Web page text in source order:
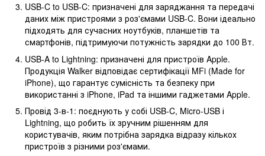
USB-C to USB-C: призначені для заряджання та передачі
даних між пристроями з роз'ємами USB-C. Вони ідеально
підходять для сучасних ноутбуків, планшетів та
смартфонів, підтримуючи потужність зарядки до 100 Вт.
USB-A to Lightning: призначені для пристроїв Apple.
Продукція Walker відповідає сертифікації MFi (Made for
iPhone), що гарантує сумісність та безпеку при
використанні з iPhone, iPad та іншими гаджетами Apple.
Провід 3-в-1: поєднують у собі USB-C, Micro-USB і
Lightning, що робить їх зручним рішенням для
користувачів, яким потрібна зарядка відразу кількох
пристроїв з різними роз'ємами.